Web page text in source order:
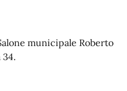
municipale Roberto